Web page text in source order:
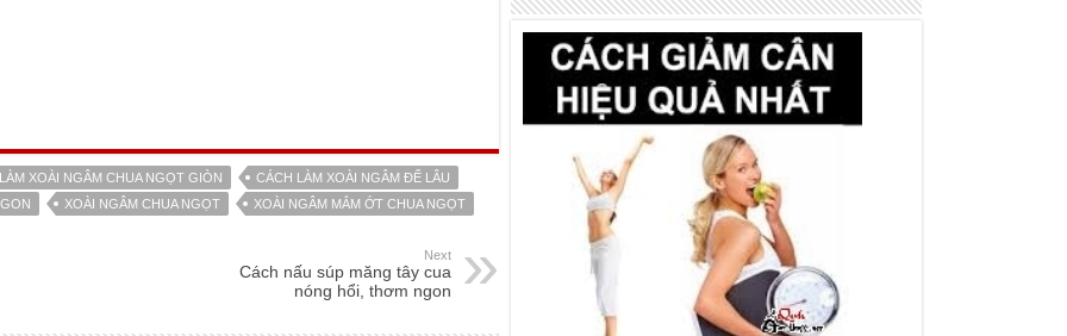
XOÀI NGÂM CHUA NGỌT GIÒN
CÁCH LÀM XOÀI NGÂM ĐỂ LÂU
XOÀI NGÂM CHUA NGỌT XOÀI NGÂM MẮM ỚT CHUA NGỌT
Next
Cách nấu súp măng tây cua
nóng hổi, thơm ngon